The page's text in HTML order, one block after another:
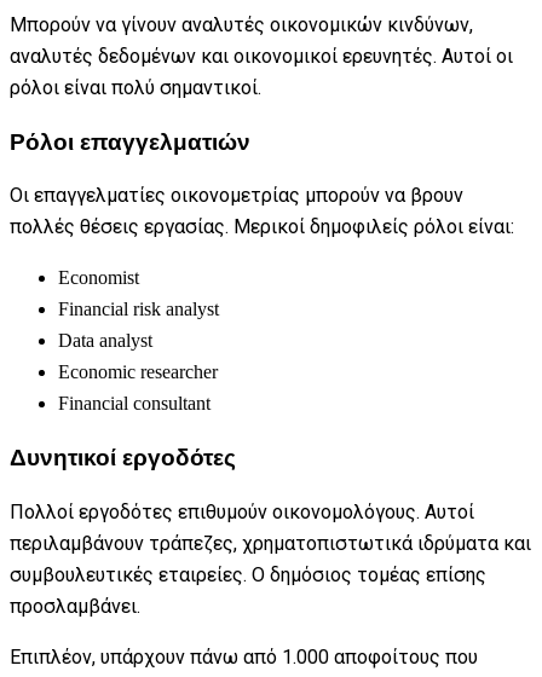
Μπορούν να γίνουν αναλυτές οικονομικών κινδύνων,
αναλυτές δεδομένων και οικονομικοί ερευνητές. Αυτοί οι
ρόλοι είναι πολύ σημαντικοί.
Ρόλοι επαγγελματιών
Οι επαγγελματίες οικονομετρίας μπορούν να βρουν
πολλές θέσεις εργασίας. Μερικοί δημοφιλείς ρόλοι είναι:
Economist
Financial risk analyst
Data analyst
Economic researcher
Financial consultant
Δυνητικοί εργοδότες
Πολλοί εργοδότες επιθυμούν οικονομολόγους. Αυτοί
περιλαμβάνουν τράπεζες, χρηματοπιστωτικά ιδρύματα και
συμβουλευτικές εταιρείες. Ο δημόσιος τομέας επίσης
προσλαμβάνει.
Επιπλέον, υπάρχουν πάνω από 1.000 αποφοίτους που